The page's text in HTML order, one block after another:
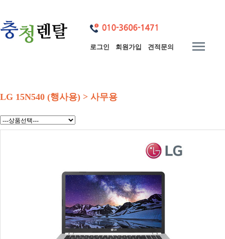
로그인 회원가입 견적문의
LG 15N540 (행사용) > 사무용